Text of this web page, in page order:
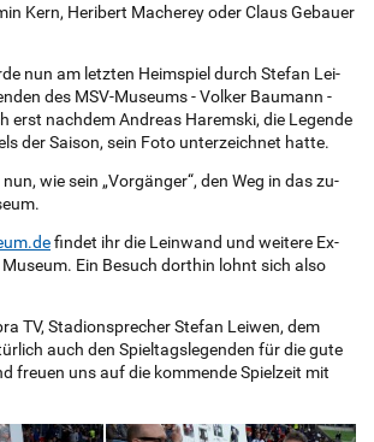
Kern, He­ri­bert Ma­che­rey oder Claus Ge­­bau­er
nun am letz­ten Heim­­spiel durch Ste­fan Lei­
des MSV-Mu­­se­ums - Vol­ker Bau­­mann -
erst nach­­dem An­dre­as Ha­rem­­ski, die Le­­gen­­de
der Sai­­son, sein Foto un­­ter­­zeich­­net hatte.
wie sein „Vor­­gän­­ger“, den Weg in das zu­­
fin­­det ihr die Lein­wand und wei­te­re Ex­­
Ein Be­such dort­hin lohnt sich also
TV, Sta­di­on­spre­cher Ste­fan Lei­wen, dem
auch den Spiel­tags­le­gen­den für die gute
freu­en uns auf die kom­men­de Spiel­zeit mit